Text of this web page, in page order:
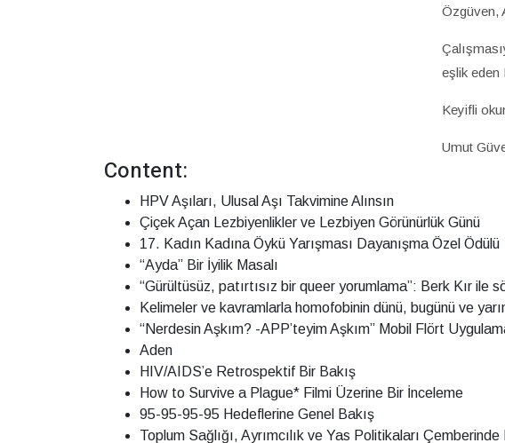
Özgüven,
eşlik eden
Keyifli
Umut
Content:
HPV Aşıları, Ulusal Aşı Takvimine Alınsın
Çiçek Açan Lezbiyenlikler ve Lezbiyen Görünürlük Günü
17. Kadın Kadına Öykü Yarışması Dayanışma Özel Ödülü
“Ayda” Bir İyilik Masalı
“Gürültüsüz, patırtısız bir queer yorumlama”: Berk Kır ile
Kelimeler ve kavramlarla homofobinin dünü, bugünü ve
“Nerdesin Aşkım? -APP’teyim Aşkım” Mobil Flört
Aden
HIV/AIDS’e Retrospektif Bir Bakış
How to Survive a Plague* Filmi Üzerine Bir İnceleme
95-95-95-95 Hedeflerine Genel Bakış
Toplum Sağlığı, Ayrımcılık ve Yas Politikaları